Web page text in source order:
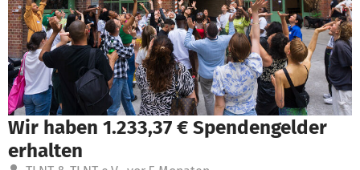
Wir haben 1.233,37 € Spendengelder
erhalten